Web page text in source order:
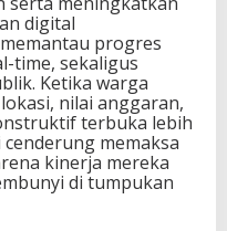
digital
progres
time, sekaligus
Ketika warga
nilai anggaran,
terbuka lebih
memaksa
kinerja mereka
di tumpukan